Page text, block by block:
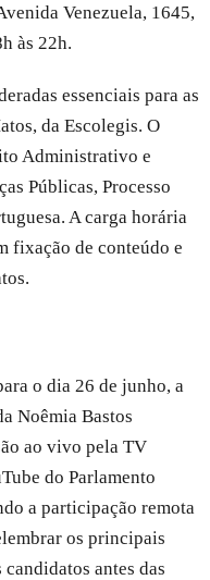
Venezuela, 1645,
às 22h.
essenciais para as
da Escolegis. O
Administrativo e
Públicas, Processo
A carga horária
fixação de conteúdo e
o dia 26 de junho, a
Noêmia Bastos
ao vivo pela TV
do Parlamento
a participação remota
os principais
antes das